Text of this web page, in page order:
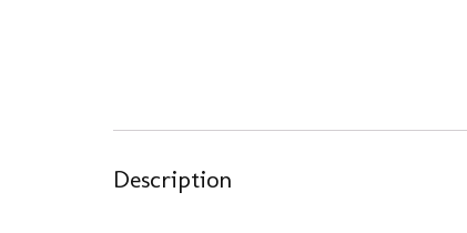
Description